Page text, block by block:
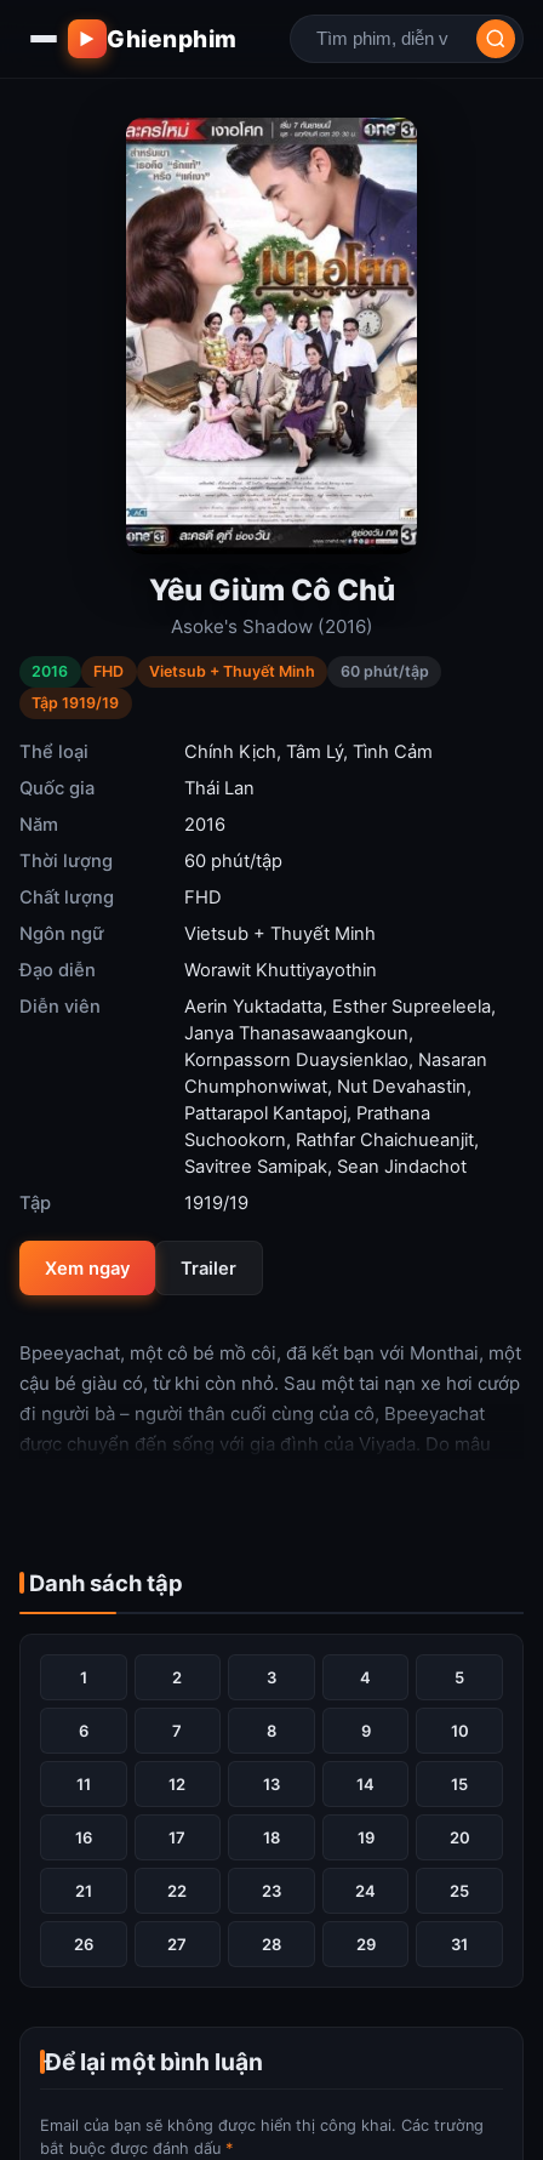
▶ Ghienphim
Yêu Giùm Cô Chủ
Asoke's Shadow (2016)
2016 FHD Vietsub + Thuyết Minh
60 phút/tập
Tập 1919/19
Thể loại Chính Kịch, Tâm Lý, Tình Cảm
Quốc gia
Thái Lan
Năm
2016
Thời lượng
60 phút/tập
Chất lượng
FHD
Ngôn ngữ
Vietsub + Thuyết Minh
Đạo diễn
Worawit Khuttiyayothin
Diễn viên
Aerin Yuktadatta, Esther Supreeleela,
Janya Thanasawaangkoun,
Kornpassorn Duaysienklao, Nasaran
Chumphonwiwat, Nut Devahastin,
Pattarapol Kantapoj, Prathana
Suchookorn, Rathfar Chaichueanjit,
Savitree Samipak, Sean Jindachot
Tập
1919/19
Xem ngay Trailer
Bpeeyachat, một cô bé mồ côi, đã kết bạn với Monthai, một
cậu bé giàu có, từ khi còn nhỏ. Sau một tai nạn xe hơi cướp
đi người bà – người thân cuối cùng của cô, Bpeeyachat
được chuyển đến sống với gia đình của Viyada. Do mâu
nặng và yêu cầu Viyada chăm sóc, Viyada từ chối, nên
Viyada nên đối xử lạnh nhạt và tàn nhẫn. Tuy nhiên, theo
nở giữa Monthai và Bpeeyachat.
Xem thêm
Danh sách tập
1 2 3 4 5
6 7 8 9 10
11 12 13 14 15
16 17 18 19 20
21 22 23 24 25
26 27 28 29 31
Để lại một bình luận
Email của bạn sẽ không được hiển thị công khai. Các trường
bắt buộc được đánh dấu *